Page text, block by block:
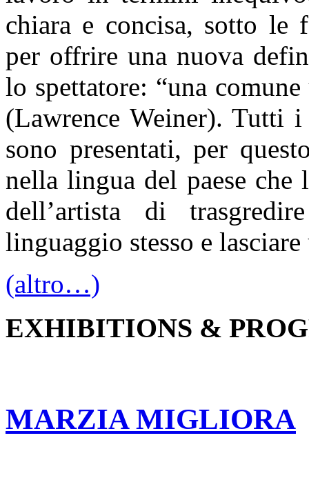
chiara e concisa, sotto le
per offrire una nuova
lo spettatore: “una
(Lawrence Weiner). Tutti
sono presentati, per
nella lingua del paese
dell’artista di
linguaggio stesso e
(altro…)
EXHIBITIONS &
MARZIA MIGLIORA